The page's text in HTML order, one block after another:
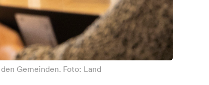
Gemeinden. Foto: Land